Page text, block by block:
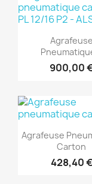
Aperçu
Agrafeuse
900,00
Aperçu
Agrafeuse
Carton
428,40 €